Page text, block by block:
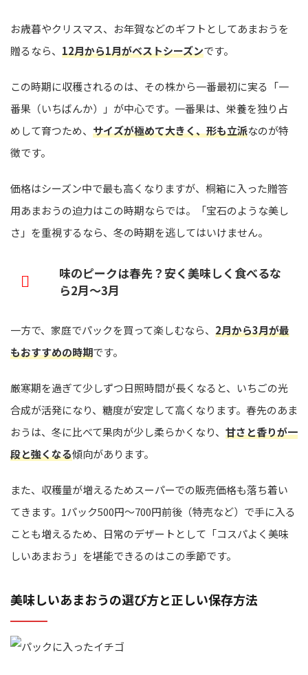
お歳暮やクリスマス、お年賀などのギフトとしてあまおうを
贈るなら、 12月から1月がベストシーズンです。
この時期に収穫されるのは、その株から一番最初に実る「一
番果（いちばんか）」が中心です。一番果は、栄養を独り占
めして育つため、 サイズが極めて大きく、形も立派なのが特
徴です。
価格はシーズン中で最も高くなりますが、桐箱に入った贈答
用あまおうの迫力はこの時期ならでは。「宝石のような美し
さ」を重視するなら、冬の時期を逃してはいけません。
味のピークは春先？安く美味しく食べるな
ら2月〜3月
一方で、家庭でパックを買って楽しむなら、 2月から3月が最
もおすすめの時期です。
厳寒期を過ぎて少しずつ日照時間が長くなると、いちごの光
合成が活発になり、糖度が安定して高くなります。春先のあま
おうは、冬に比べて果肉が少し柔らかくなり、 甘さと香りが一
段と強くなる傾向があります。
また、収穫量が増えるためスーパーでの販売価格も落ち着い
てきます。1パック500円〜700円前後（特売など）で手に入る
ことも増えるため、日常のデザートとして「コスパよく美味
しいあまおう」を堪能できるのはこの季節です。
美味しいあまおうの選び方と正しい保存方法